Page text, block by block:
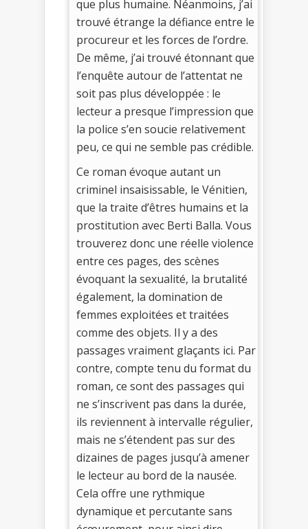
que plus humaine. Néanmoins, j’ai
trouvé étrange la défiance entre le
procureur et les forces de l’ordre.
De même, j’ai trouvé étonnant que
l’enquête autour de l’attentat ne
soit pas plus développée : le
lecteur a presque l’impression que
la police s’en soucie relativement
peu, ce qui ne semble pas crédible.
Ce roman évoque autant un
criminel insaisissable, le Vénitien,
que la traite d’êtres humains et la
prostitution avec Berti Balla. Vous
trouverez donc une réelle violence
entre ces pages, des scènes
évoquant la sexualité, la brutalité
également, la domination de
femmes exploitées et traitées
comme des objets. Il y a des
passages vraiment glaçants ici. Par
contre, compte tenu du format du
roman, ce sont des passages qui
ne s’inscrivent pas dans la durée,
ils reviennent à intervalle régulier,
mais ne s’étendent pas sur des
dizaines de pages jusqu’à amener
le lecteur au bord de la nausée.
Cela offre une rythmique
dynamique et percutante sans